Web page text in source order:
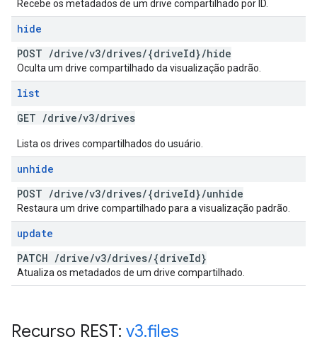
Recebe os metadados de um drive compartilhado por ID.
hide
POST /drive/v3/drives/{driveId}/hide
Oculta um drive compartilhado da visualização padrão.
list
GET /drive/v3/drives
Lista os drives compartilhados do usuário.
unhide
POST /drive/v3/drives/{driveId}/unhide
Restaura um drive compartilhado para a visualização padrão.
update
PATCH /drive/v3/drives/{driveId}
Atualiza os metadados de um drive compartilhado.
Recurso REST: v3.files